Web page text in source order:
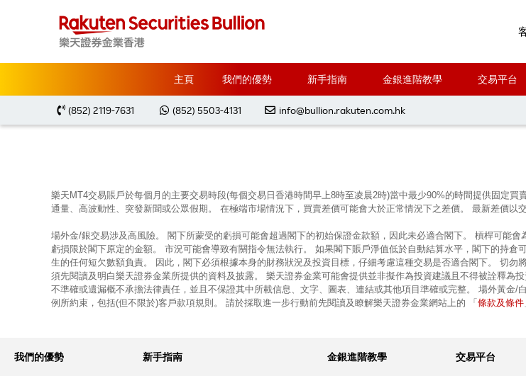
主頁 我們的優勢 新手指南 金銀進階教學 交易平台
(852) 2119-7631 (852) 5503-4131 info@bullion.rakuten.com.hk
主頁 Market Analysis 每周黃金分析 20230925
每周黃金分析
樂天MT4交易賬戶於每個月的主要交易時段(每個交易日香港時間早上8時至凌晨2時)當中最少90%的時間提供固定
通量、高波動性、突發新聞或公眾假期。 在極端市場情況下，買賣差價可能會大於正常情況下之差價。 最新差價以
場外金/銀交易涉及高風險。 閣下所蒙受的虧損可能會超過閣下的初始保證金款額，因此未必適合閣下。 槓桿可能
虧損限於閣下原定的金額。 市況可能會導致有關指令無法執行。 如果閣下賬戶淨值低於自動結算水平，閣下的持
生的任何短欠數額負責。 因此，閣下必須根據本身的財務狀況及投資目標，仔細考慮這種交易是否適合閣下。 切
須先閱讀及明白樂天證券金業所提供的資料及披露。 樂天證券金業可能會提供並非擬作為投資建議且不得被詮釋為
不準確或遺漏概不承擔法律責任，並且不保證其中所載信息、文字、圖表、連結或其他項目準確或完整。 場外黃
例所約束，包括(但不限於)客戶款項規則。 請於採取進一步行動前先閱讀及瞭解樂天證券金業網站上的 「 條款及條件
我們的優勢 新手指南 金銀進階教學 交易平台